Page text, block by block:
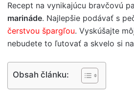
Recept na vynikajúcu bravčovú
marináde. Najlepšie podávať s
čerstvou špargľou. Vyskúšajte
nebudete to ľutovať a skvelo si
Obsah článku: